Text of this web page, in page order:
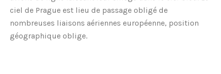
ciel de Prague est lieu de passage obligé de
nombreuses liaisons aériennes européenne, position
géographique oblige.